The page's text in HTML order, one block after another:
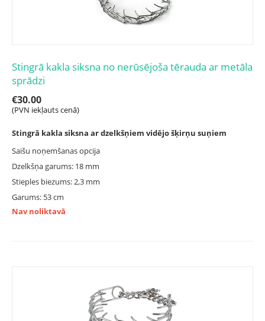
Stingrā kakla siksna no nerūsējoša tērauda ar metāla
sprādzi
€30.00
(PVN iekļauts cenā)
Stingrā kakla siksna ar dzelkšņiem vidējo šķirņu suņiem
Saišu noņemšanas opcija
Dzelkšņa garums: 18 mm
Stieples biezums: 2,3 mm
Garums: 53 cm
Nav noliktavā